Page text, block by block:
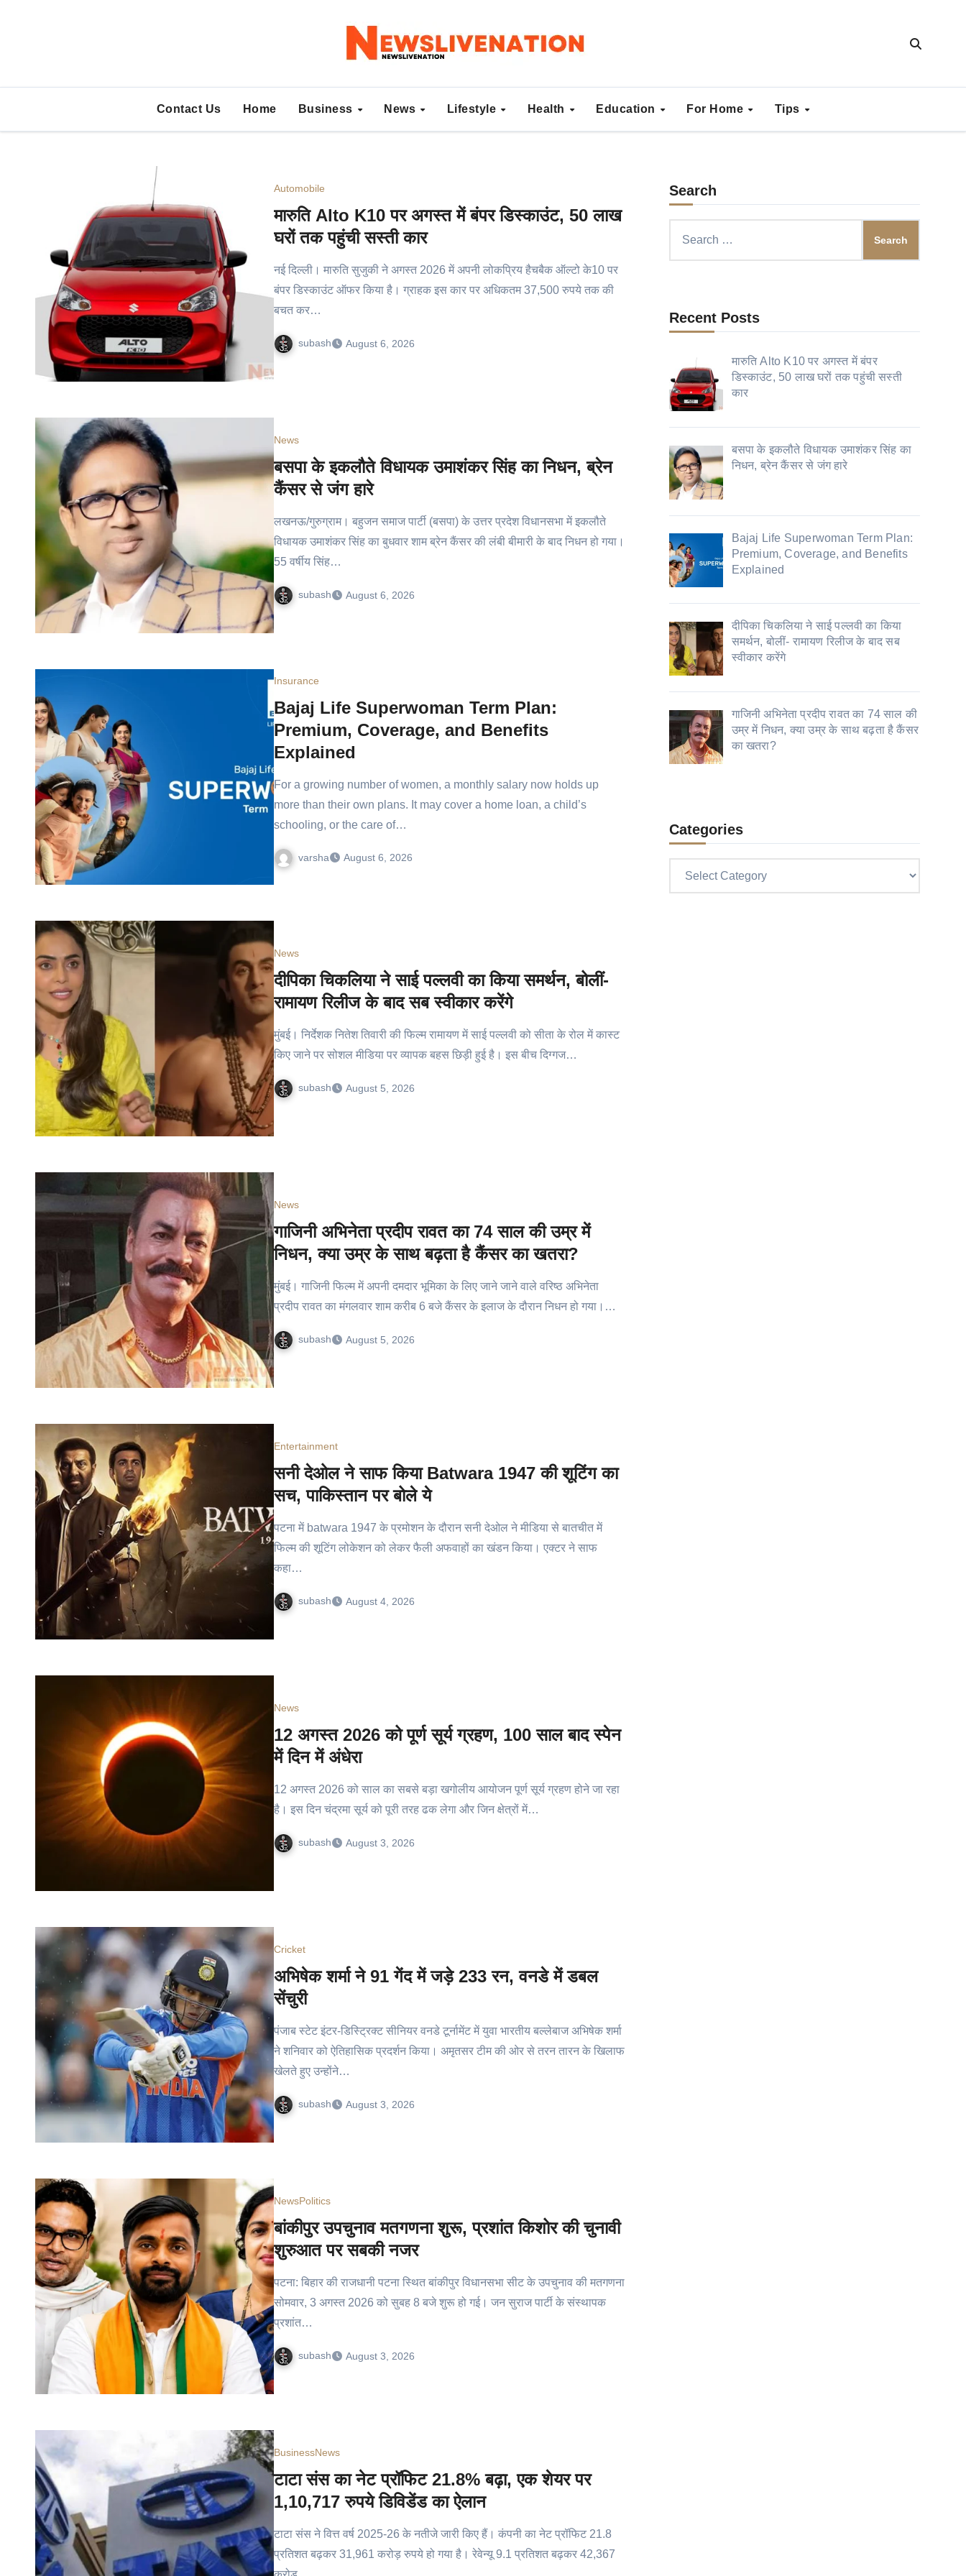
Contact Us Home Business News Lifestyle Health Education For Home Tips
Automobile
मारुति Alto K10 पर अगस्त में बंपर डिस्काउंट, 50 लाख
घरों तक पहुंची सस्ती कार
नई दिल्ली। मारुति सुजुकी ने अगस्त 2026 में अपनी लोकप्रिय हैचबैक ऑल्टो के10 पर
बंपर डिस्काउंट ऑफर किया है। ग्राहक इस कार पर अधिकतम 37,500 रुपये तक की
बचत कर…
subash August 6, 2026
News
बसपा के इकलौते विधायक उमाशंकर सिंह का निधन, ब्रेन
कैंसर से जंग हारे
लखनऊ/गुरुग्राम। बहुजन समाज पार्टी (बसपा) के उत्तर प्रदेश विधानसभा में इकलौते
विधायक उमाशंकर सिंह का बुधवार शाम ब्रेन कैंसर की लंबी बीमारी के बाद निधन हो गया।
55 वर्षीय सिंह…
subash August 6, 2026
Insurance
Bajaj Life Superwoman Term Plan:
Premium, Coverage, and Benefits
Explained
For a growing number of women, a monthly salary now holds up
more than their own plans. It may cover a home loan, a child’s
schooling, or the care of…
varsha August 6, 2026
News
दीपिका चिकलिया ने साई पल्लवी का किया समर्थन, बोलीं-
रामायण रिलीज के बाद सब स्वीकार करेंगे
मुंबई। निर्देशक नितेश तिवारी की फिल्म रामायण में साई पल्लवी को सीता के रोल में कास्ट
किए जाने पर सोशल मीडिया पर व्यापक बहस छिड़ी हुई है। इस बीच दिग्गज…
subash August 5, 2026
News
गाजिनी अभिनेता प्रदीप रावत का 74 साल की उम्र में
निधन, क्या उम्र के साथ बढ़ता है कैंसर का खतरा?
मुंबई। गाजिनी फिल्म में अपनी दमदार भूमिका के लिए जाने जाने वाले वरिष्ठ अभिनेता
प्रदीप रावत का मंगलवार शाम करीब 6 बजे कैंसर के इलाज के दौरान निधन हो गया।…
subash August 5, 2026
Entertainment
सनी देओल ने साफ किया Batwara 1947 की शूटिंग का
सच, पाकिस्तान पर बोले ये
पटना में batwara 1947 के प्रमोशन के दौरान सनी देओल ने मीडिया से बातचीत में
फिल्म की शूटिंग लोकेशन को लेकर फैली अफवाहों का खंडन किया। एक्टर ने साफ
कहा…
subash August 4, 2026
News
12 अगस्त 2026 को पूर्ण सूर्य ग्रहण, 100 साल बाद स्पेन
में दिन में अंधेरा
12 अगस्त 2026 को साल का सबसे बड़ा खगोलीय आयोजन पूर्ण सूर्य ग्रहण होने जा रहा
है। इस दिन चंद्रमा सूर्य को पूरी तरह ढक लेगा और जिन क्षेत्रों में…
subash August 3, 2026
Cricket
अभिषेक शर्मा ने 91 गेंद में जड़े 233 रन, वनडे में डबल
सेंचुरी
पंजाब स्टेट इंटर-डिस्ट्रिक्ट सीनियर वनडे टूर्नामेंट में युवा भारतीय बल्लेबाज अभिषेक शर्मा
ने शनिवार को ऐतिहासिक प्रदर्शन किया। अमृतसर टीम की ओर से तरन तारन के खिलाफ
खेलते हुए उन्होंने…
subash August 3, 2026
NewsPolitics
बांकीपुर उपचुनाव मतगणना शुरू, प्रशांत किशोर की चुनावी
शुरुआत पर सबकी नजर
पटना: बिहार की राजधानी पटना स्थित बांकीपुर विधानसभा सीट के उपचुनाव की मतगणना
सोमवार, 3 अगस्त 2026 को सुबह 8 बजे शुरू हो गई। जन सुराज पार्टी के संस्थापक
प्रशांत…
subash August 3, 2026
BusinessNews
टाटा संस का नेट प्रॉफिट 21.8% बढ़ा, एक शेयर पर
1,10,717 रुपये डिविडेंड का ऐलान
टाटा संस ने वित्त वर्ष 2025-26 के नतीजे जारी किए हैं। कंपनी का नेट प्रॉफिट 21.8
प्रतिशत बढ़कर 31,961 करोड़ रुपये हो गया है। रेवेन्यू 9.1 प्रतिशत बढ़कर 42,367
Search
Recent Posts
मारुति Alto K10 पर अगस्त में बंपर
डिस्काउंट, 50 लाख घरों तक पहुंची सस्ती
कार
बसपा के इकलौते विधायक उमाशंकर सिंह का
निधन, ब्रेन कैंसर से जंग हारे
Bajaj Life Superwoman Term Plan:
Premium, Coverage, and Benefits
Explained
दीपिका चिकलिया ने साई पल्लवी का किया
समर्थन, बोलीं- रामायण रिलीज के बाद सब
स्वीकार करेंगे
गाजिनी अभिनेता प्रदीप रावत का 74 साल की
उम्र में निधन, क्या उम्र के साथ बढ़ता है कैंसर
का खतरा?
Categories